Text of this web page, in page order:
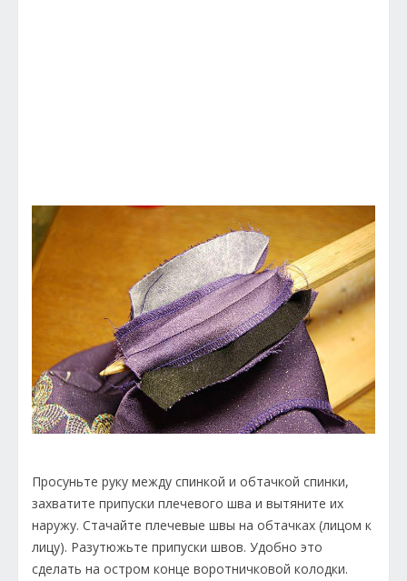
Просуньте руку между спинкой и обтачкой спинки,
захватите припуски плечевого шва и вытяните их
наружу. Стачайте плечевые швы на обтачках (лицом к
лицу). Разутюжьте припуски швов. Удобно это
сделать на остром конце воротничковой колодки.